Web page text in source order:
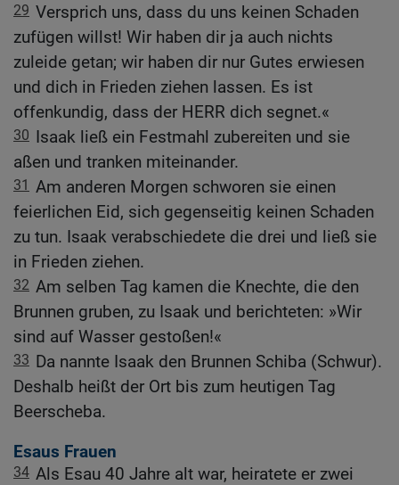
29 Versprich uns, dass du uns keinen Schaden
zufügen willst! Wir haben dir ja auch nichts
zuleide getan; wir haben dir nur Gutes erwiesen
und dich in Frieden ziehen lassen. Es ist
offenkundig, dass der HERR dich segnet.«
30 Isaak ließ ein Festmahl zubereiten und sie
aßen und tranken miteinander.
31 Am anderen Morgen schworen sie einen
feierlichen Eid, sich gegenseitig keinen Schaden
zu tun. Isaak verabschiedete die drei und ließ sie
in Frieden ziehen.
32 Am selben Tag kamen die Knechte, die den
Brunnen gruben, zu Isaak und berichteten: »Wir
sind auf Wasser gestoßen!«
33 Da nannte Isaak den Brunnen Schiba (Schwur).
Deshalb heißt der Ort bis zum heutigen Tag
Beerscheba.
Esaus Frauen
34 Als Esau 40 Jahre alt war, heiratete er zwei